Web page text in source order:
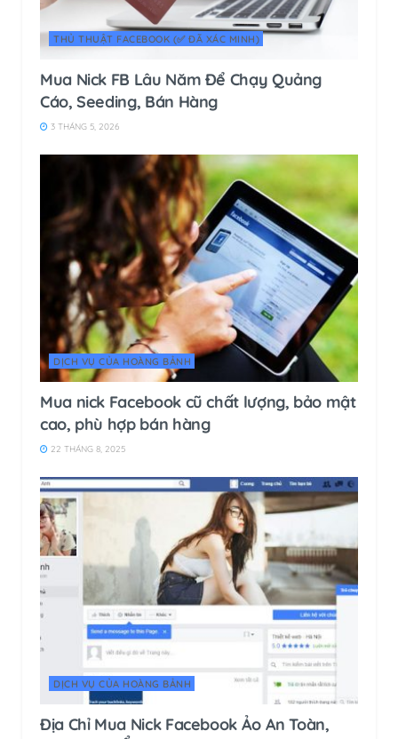
THỦ THUẬT FACEBOOK (✅ ĐÃ XÁC MINH)
Mua Nick FB Lâu Năm Để Chạy Quảng
Cáo, Seeding, Bán Hàng
3 THÁNG 5, 2026
DỊCH VỤ CỦA HOÀNG BẢNH
Mua nick Facebook cũ chất lượng, bảo mật
cao, phù hợp bán hàng
22 THÁNG 8, 2025
DỊCH VỤ CỦA HOÀNG BẢNH
Địa Chỉ Mua Nick Facebook Ảo An Toàn,